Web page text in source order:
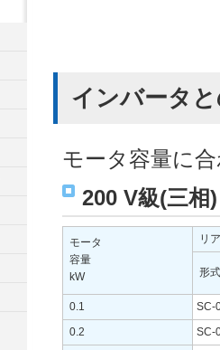
インバータ
モータ容量に
200 V級(三相)
モータ
容量
kW
リ
形式
0.1
SC-
0.2
SC-